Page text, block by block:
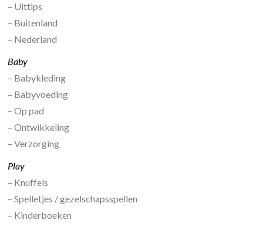
– Uittips
– Buitenland
– Nederland
Baby
– Babykleding
– Babyvoeding
– Op pad
– Ontwikkeling
– Verzorging
Play
– Knuffels
– Spelletjes / gezelschapsspellen
– Kinderboeken